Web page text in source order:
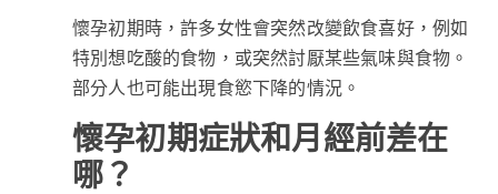
懷孕初期時，許多女性會突然改變飲食喜好，例如
特別想吃酸的食物，或突然討厭某些氣味與食物。
部分人也可能出現食慾下降的情況。
懷孕初期症狀和月經前差在
哪？